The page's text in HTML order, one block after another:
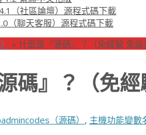
（社區論壇）源程式碼下載
（聊天客服）源程式碼下載
» 什麼是『源碼』？（免經驗 免設
碼』？（免經
codes（源碼） , 主機功能變數